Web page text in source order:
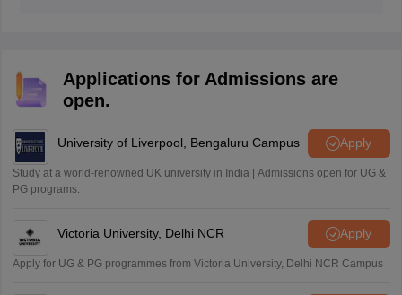
Applications for Admissions are
open.
University of Liverpool, Bengaluru Campus Apply
Study at a world-renowned UK university in India | Admissions open for UG &
PG programs.
Victoria University, Delhi NCR Apply
Apply for UG & PG programmes from Victoria University, Delhi NCR Campus